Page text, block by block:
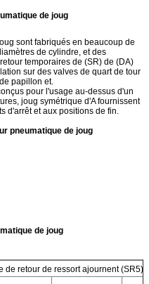
de joug
sont fabriqués en beaucoup de
de cylindre, et des
temporaires de (SR) de (DA)
sur des valves de quart de tour
papillon et.
pour l'usage au-dessus d'un
joug symétrique d'A fournissent
d'arrêt et aux positions de fin.
pneumatique de joug
de joug
de retour de ressort ajournent (SR5)